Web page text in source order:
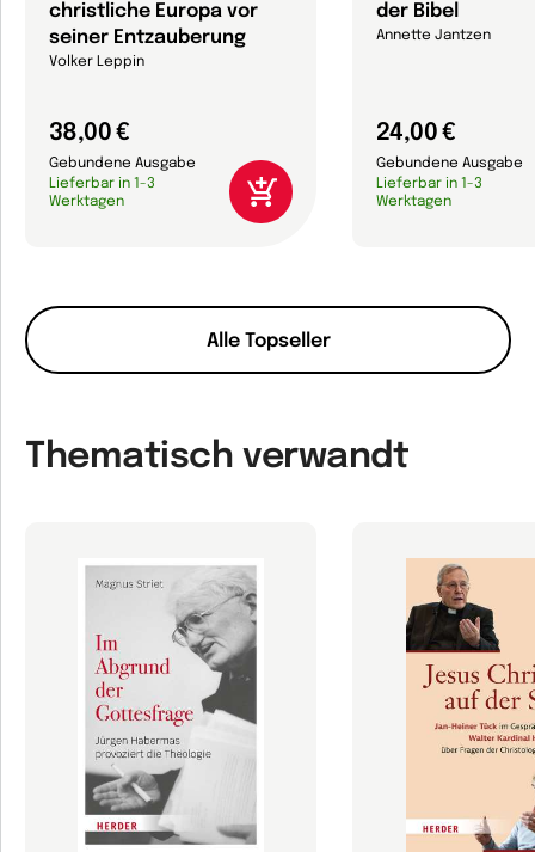
Alle Topseller
christliche Europa vor
seiner Entzauberung
Volker Leppin
38,00 €
Gebundene Ausgabe
Lieferbar in 1-3
Werktagen
der Bibel
Annette Jantzen
24,00 €
Gebundene Ausgabe
Lieferbar in 1-3
Werktagen
Thematisch verwandt